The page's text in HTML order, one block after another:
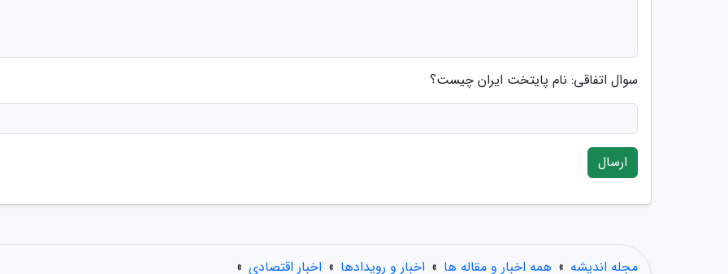
سوال اتفاقی: نام پایتخت ایران چیست؟
ارسال
مجله اندیشه » همه اخبار و مقاله ها » اخبار و رویدادها » اخبار اقتصادی »